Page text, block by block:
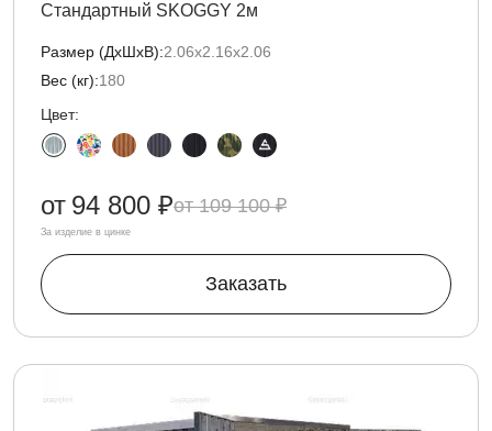
Стандартный SKOGGY 2м
Размер (ДxШxВ):2.06х2.16х2.06
Вес (кг):180
Цвет:
109 100 ₽
от 94 800 ₽
За изделие в цинке
Заказать